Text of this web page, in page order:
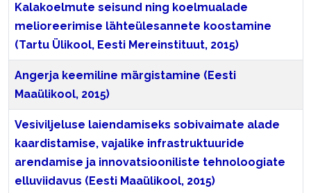
Kalakoelmute seisund ning koelmualade
melioreerimise lähteülesannete koostamine
(Tartu Ülikool, Eesti Mereinstituut, 2015)
Angerja keemiline märgistamine (Eesti
Maaülikool, 2015)
Vesiviljeluse laiendamiseks sobivaimate alade
kaardistamise, vajalike infrastruktuuride
arendamise ja innovatsiooniliste tehnoloogiate
elluviidavus (Eesti Maaülikool, 2015)